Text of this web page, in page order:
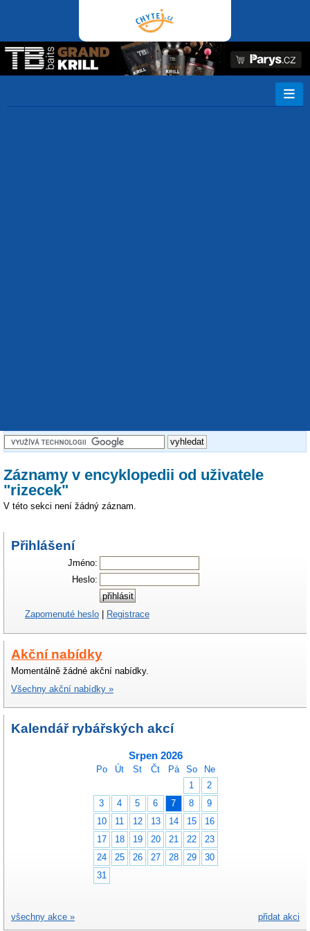
Záznamy v encyklopedii od uživatele
"rizecek"
V této sekci není žádný záznam.
Přihlášení
Jméno:
Heslo:
Zapomenuté heslo Registrace
Akční nabídky
Momentálně žádné akční nabídky.
Všechny akční nabídky »
Kalendář rybářských akcí
Srpen 2026
Po Út St Čt Pá So
Ne
1
2
3
4 5 6 7 8
9
10
11 12 13 14 15
16
17
18 19 20 21 22
23
24
25 26 27 28 29
30
31
přidat akci
všechny akce »